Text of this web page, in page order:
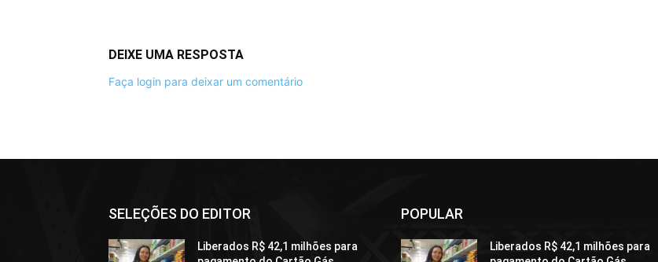
DEIXE UMA RESPOSTA
Faça login para deixar um comentário
SELEÇÕES DO EDITOR
Liberados R$ 42,1 milhões para
POPULAR
Liberados R$ 42,1 milhões para